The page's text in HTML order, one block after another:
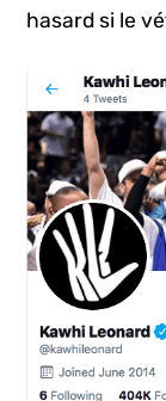
hasard si le